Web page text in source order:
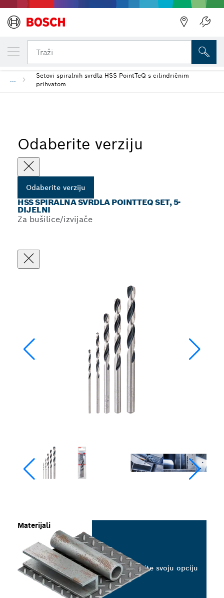
Traži
...
Setovi spiralnih svrdla HSS PointTeQ s cilindričnim
prihvatom
Odaberite verziju
Odaberite verziju
HSS SPIRALNA SVRDLA POINTTEQ SET, 5-
DIJELNI
Za bušilice/izvijače
Materijali
Odaberite svoju opciju
VAŠA ODABRANA VERZIJA
HSS spiralna svrdla PointTeQ Set, 5-dijelni